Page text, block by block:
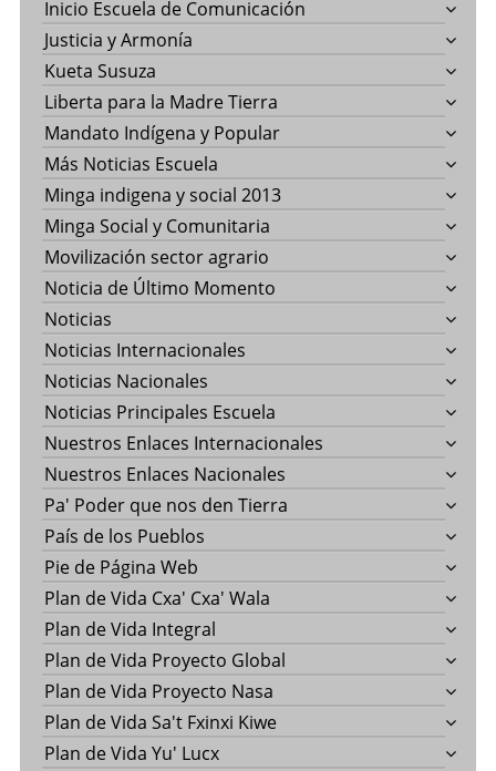
Inicio Escuela de Comunicación
Justicia y Armonía
Kueta Susuza
Liberta para la Madre Tierra
Mandato Indígena y Popular
Más Noticias Escuela
Minga indigena y social 2013
Minga Social y Comunitaria
Movilización sector agrario
Noticia de Último Momento
Noticias
Noticias Internacionales
Noticias Nacionales
Noticias Principales Escuela
Nuestros Enlaces Internacionales
Nuestros Enlaces Nacionales
Pa' Poder que nos den Tierra
País de los Pueblos
Pie de Página Web
Plan de Vida Cxa' Cxa' Wala
Plan de Vida Integral
Plan de Vida Proyecto Global
Plan de Vida Proyecto Nasa
Plan de Vida Sa't Fxinxi Kiwe
Plan de Vida Yu' Lucx